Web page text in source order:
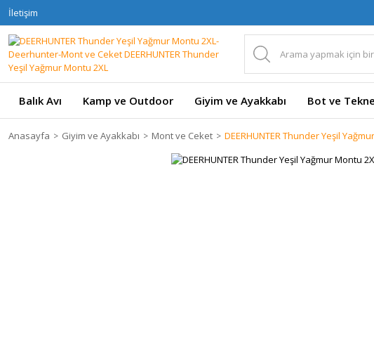
İletişim
Balık Avı Kamp ve Outdoor Giyim ve Ayakkabı Bot ve Tekne
Anasayfa Giyim ve Ayakkabı Mont ve Ceket DEERHUNTER Thunder Yeşil